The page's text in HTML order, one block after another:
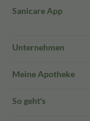
Sanicare App
Unternehmen
Meine Apotheke
So geht's